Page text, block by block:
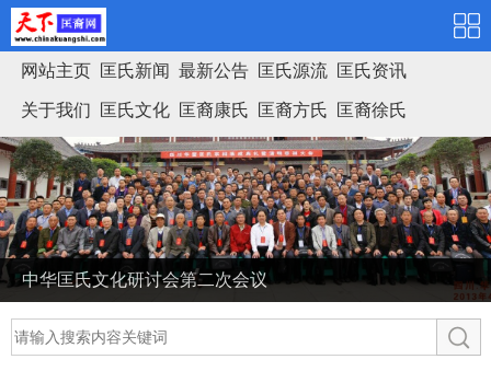
网站主页 匡氏新闻 最新公告 匡氏源流 匡氏资讯
关于我们 匡氏文化 匡裔康氏 匡裔方氏 匡裔徐氏
匡氏家谱
中华匡氏文化研讨会第二次会议